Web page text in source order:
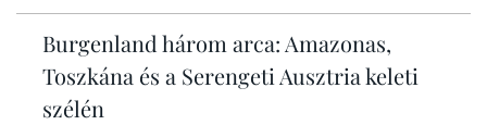
Burgenland három arca: Amazonas,
Toszkána és a Serengeti Ausztria keleti
szélén